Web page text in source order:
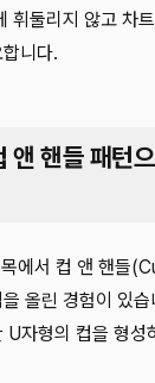
휘둘리지 않고 차
니다.
앤 핸들 패턴
에서 컵 앤 핸들
올린 경험이 있
자형의 컵을 형성